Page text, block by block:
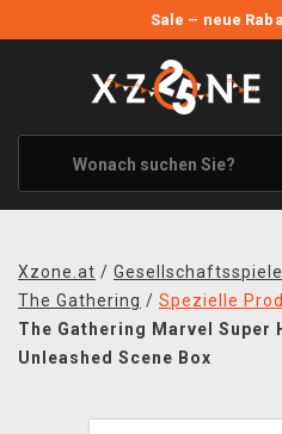
Sale – neue
ANGEBOTE
ALLE MARKEN
XZONE ORIGINALS
KLEIDUNG & ACCESSOIRES
BÜCHER & COMICS
BRETT- UND KARTENSPIELE
Xzone.at / Gesellschaftsspiele
The Gathering / Spezielle
The Gathering Marvel Super
Unleashed Scene Box